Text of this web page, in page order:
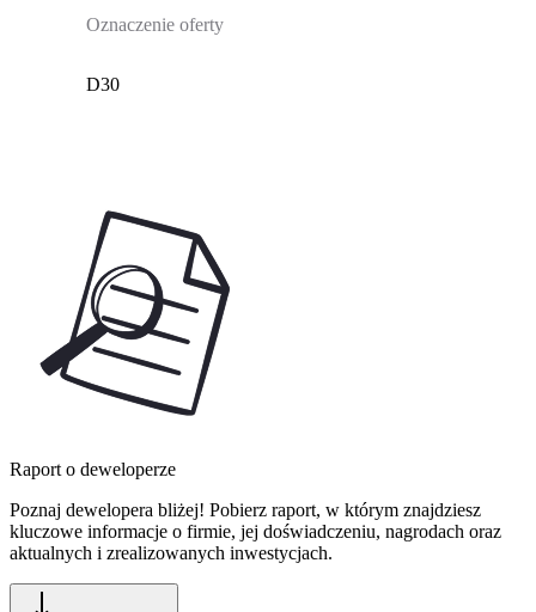
Oznaczenie oferty
D30
Raport o deweloperze
Poznaj dewelopera bliżej! Pobierz raport, w którym znajdziesz
kluczowe informacje o firmie, jej doświadczeniu, nagrodach oraz
aktualnych i zrealizowanych inwestycjach.